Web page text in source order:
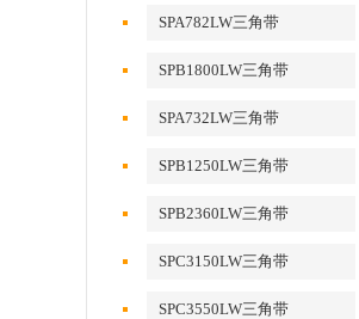
SPA782LW三角带
SPB1800LW三角带
SPA732LW三角带
SPB1250LW三角带
SPB2360LW三角带
SPC3150LW三角带
SPC3550LW三角带